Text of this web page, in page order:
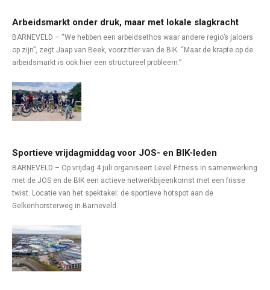
Arbeidsmarkt onder druk, maar met lokale slagkracht
BARNEVELD – “We hebben een arbeidsethos waar andere regio’s jaloers
op zijn”, zegt Jaap van Beek, voorzitter van de BIK. “Maar de krapte op de
arbeidsmarkt is ook hier een structureel probleem.”
Sportieve vrijdagmiddag voor JOS- en BIK-leden
BARNEVELD – Op vrijdag 4 juli organiseert Level Fitness in samenwerking
met de JOS en de BIK een actieve netwerkbijeenkomst met een frisse
twist. Locatie van het spektakel: de sportieve hotspot aan de
Gelkenhorsterweg in Barneveld.